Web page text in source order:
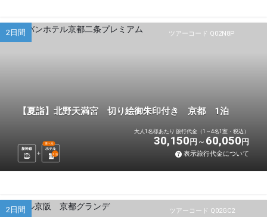
ツアーコード Q02N8P
2日間
【夏詣】北野天満宮 切り絵御朱印付き 京都 1泊
新幹線 ホテル
選べる
1 泊
大人1名様あたり 旅行代金（1～4名1室・税込）
30,150 円 60,050 円
表示旅行代金について
ツアーコード Q02GC2
2日間